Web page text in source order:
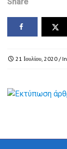
21 Ιουλίου, 2020 / In